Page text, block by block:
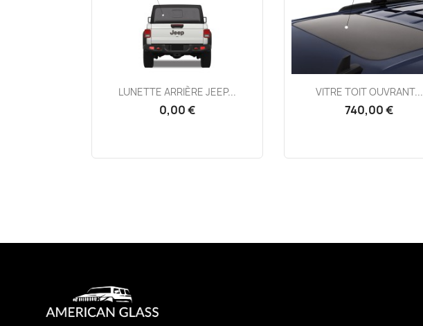
Aperçu rapide
LUNETTE ARRIÈRE JEEP...
0,00 €
Aperçu rapide
VITRE TOIT OUVRANT...
740,00 €